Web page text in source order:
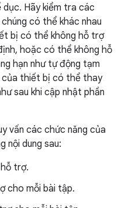
Hãy kiểm tra các
có thể khác nhau
bị có thể không hỗ trợ
hoặc có thể không hỗ
hạn như tự động tạm
của thiết bị có thể thay
sau khi cập nhật phần
vấn các chức năng của
nội dung sau:
trợ.
cho mỗi bài tập.